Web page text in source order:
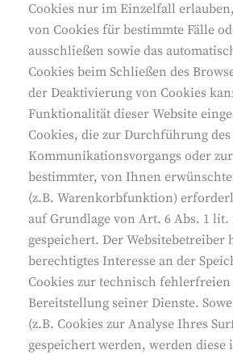
Cookies nur im Einzelfall
von Cookies für bestimmte Fälle
ausschließen sowie das
Cookies beim Schließen des
der Deaktivierung von Cookies
Funktionalität dieser Website
Cookies, die zur Durchführung
Kommunikationsvorgangs oder
bestimmter, von Ihnen
(z.B. Warenkorbfunktion)
auf Grundlage von Art. 6 Abs. 1 lit.
gespeichert. Der Websitebetreiber
berechtigtes Interesse an der
Cookies zur technisch
Bereitstellung seiner Dienste.
(z.B. Cookies zur Analyse Ihres
gespeichert werden, werden diese